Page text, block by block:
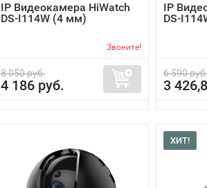
IP Видеокамера HiWatch
DS-I114W (4 мм)
Звоните!
8 050 руб.
4 186 руб.
IP
DS-
6 590 руб.
3
ХИТ!